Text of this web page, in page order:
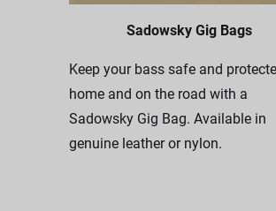
Sadowsky Gig Bags
Keep your bass safe and
home and on the road with a
Sadowsky Gig Bag. Available in
genuine leather or nylon.